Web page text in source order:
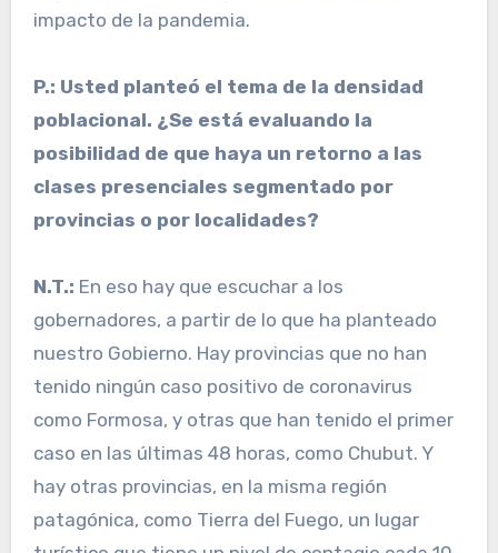
impacto de la pandemia.
P.: Usted planteó el tema de la densidad
poblacional. ¿Se está evaluando la
posibilidad de que haya un retorno a las
clases presenciales segmentado por
provincias o por localidades?
N.T.: En eso hay que escuchar a los
gobernadores, a partir de lo que ha planteado
nuestro Gobierno. Hay provincias que no han
tenido ningún caso positivo de coronavirus
como Formosa, y otras que han tenido el primer
caso en las últimas 48 horas, como Chubut. Y
hay otras provincias, en la misma región
patagónica, como Tierra del Fuego, un lugar